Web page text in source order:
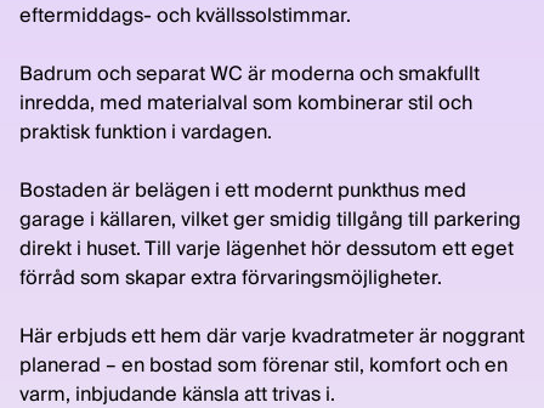
eftermiddags- och kvällssolstimmar.
Badrum och separat WC är moderna och smakfullt
inredda, med materialval som kombinerar stil och
praktisk funktion i vardagen.
Bostaden är belägen i ett modernt punkthus med
garage i källaren, vilket ger smidig tillgång till parkering
direkt i huset. Till varje lägenhet hör dessutom ett eget
förråd som skapar extra förvaringsmöjligheter.
Här erbjuds ett hem där varje kvadratmeter är noggrant
planerad – en bostad som förenar stil, komfort och en
varm, inbjudande känsla att trivas i.